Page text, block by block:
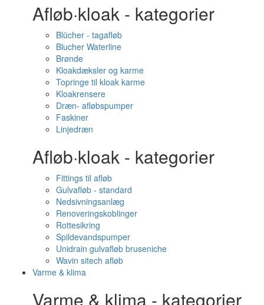
Afløb·kloak - kategorier
Blücher - tagafløb
Blucher Waterline
Brønde
Kloakdæksler og karme
Topringe til kloak karme
Kloakrensere
Dræn- afløbspumper
Faskiner
Linjedræn
Afløb·kloak - kategorier
Fittings til afløb
Gulvafløb - standard
Nedsivningsanlæg
Renoveringskoblinger
Rottesikring
Spildevandspumper
Unidrain gulvafløb bruseniche
Wavin sitech afløb
Varme & klima
Varme & klima - kategorier